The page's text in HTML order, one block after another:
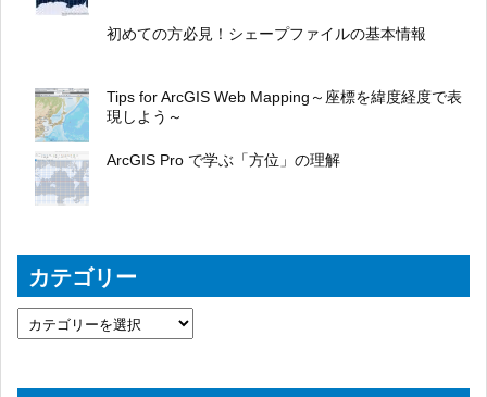
初めての方必見！シェープファイルの基本情報
Tips for ArcGIS Web Mapping～座標を緯度経度で表
現しよう～
ArcGIS Pro で学ぶ「方位」の理解
カテゴリー